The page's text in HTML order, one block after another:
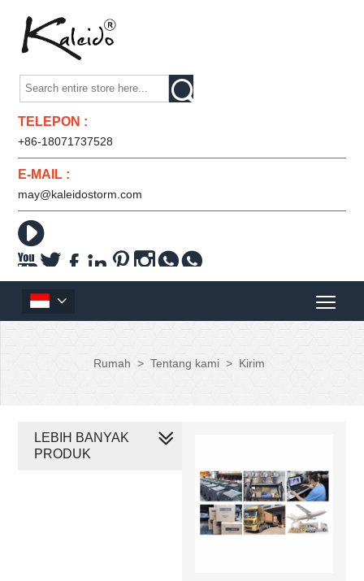

TELEPON :
+86-18071737528
E-MAIL :
may@kaleidostorm.com

     

Rumah > Tentang kami > Kirim
LEBIH BANYAK
PRODUK